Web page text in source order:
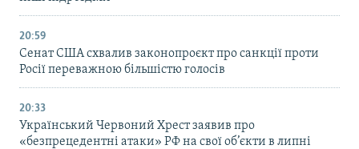
20:59
Cенат США схвалив законопроєкт про санкції проти
Росії переважною більшістю голосів
20:33
Український Червоний Хрест заявив про
«безпрецедентні атаки» РФ на свої об’єкти в липні